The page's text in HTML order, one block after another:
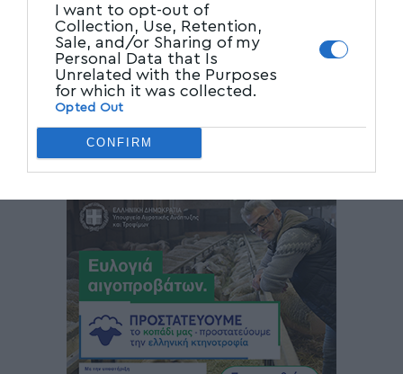
I want to opt-out of
Collection, Use, Retention,
Sale, and/or Sharing of my
Personal Data that Is
Unrelated with the Purposes
for which it was collected.
Opted Out
CONFIRM